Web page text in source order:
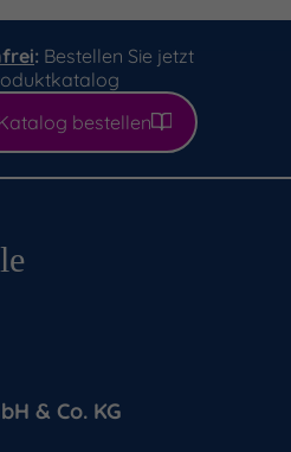
: Bestellen Sie jetzt
bestellen
& Co. KG